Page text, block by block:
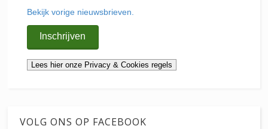
Bekijk vorige nieuwsbrieven.
VOLG ONS OP FACEBOOK